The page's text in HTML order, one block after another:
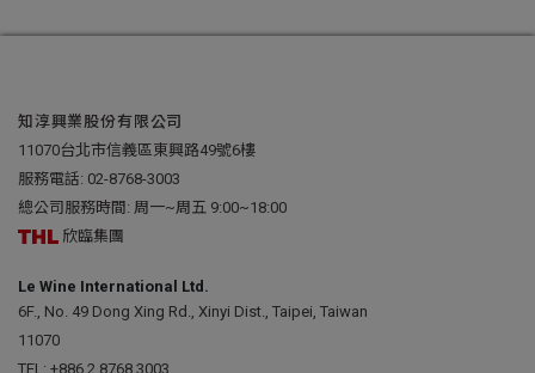
知淳興業股份有限公司
11070台北市信義區東興路49號6樓
服務電話: 02-8768-3003
總公司服務時間: 周一~周五 9:00~18:00
欣臨集團
Le Wine International Ltd.
6F., No. 49 Dong Xing Rd., Xinyi Dist., Taipei, Taiwan
11070
TEL: +886 2 8768 3003